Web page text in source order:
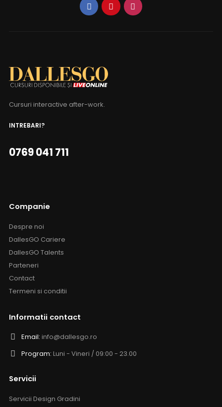
Cursuri interactive after-work.
INTREBARI?
0769 041 711
Companie
Despre noi
DallesGO Cariere
DallesGO Talents
Parteneri
Contact
Termeni si conditii
Informatii contact
Email: info@dallesgo.ro
Program: Luni - Vineri / 09:00 - 23.00
Servicii
Servicii Design Gradini